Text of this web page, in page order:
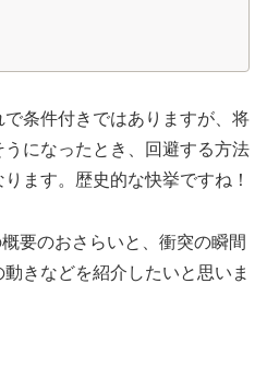
条件付きではありますが、将
になったとき、回避する方法
ます。歴史的な快挙ですね！
要のおさらいと、衝突の瞬間
きなどを紹介したいと思いま